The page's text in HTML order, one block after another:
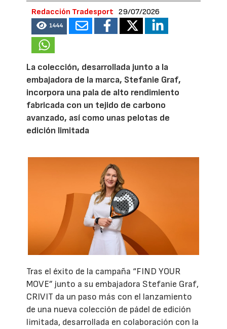
Redacción Tradesport 29/07/2026
1444
La colección, desarrollada junto a la
embajadora de la marca, Stefanie Graf,
incorpora una pala de alto rendimiento
fabricada con un tejido de carbono
avanzado, así como unas pelotas de
edición limitada
Tras el éxito de la campaña “FIND YOUR
MOVE” junto a su embajadora Stefanie Graf,
CRIVIT da un paso más con el lanzamiento
de una nueva colección de pádel de edición
limitada, desarrollada en colaboración con la